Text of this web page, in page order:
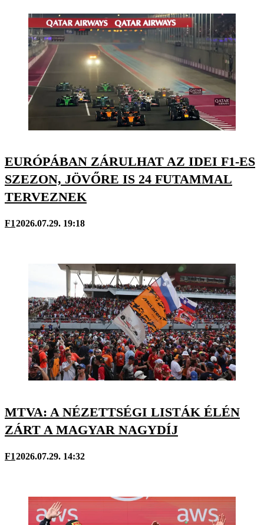
EURÓPÁBAN ZÁRULHAT AZ IDEI F1-ES
SZEZON, JÖVŐRE IS 24 FUTAMMAL
TERVEZNEK
F12026.07.29. 19:18
MTVA: A NÉZETTSÉGI LISTÁK ÉLÉN
ZÁRT A MAGYAR NAGYDÍJ
F12026.07.29. 14:32